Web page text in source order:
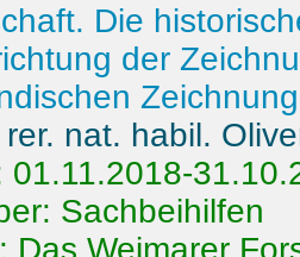
Die
der
rer. nat. habil.
01.11.2018-
Sachbeihilfen
Das Weimarer